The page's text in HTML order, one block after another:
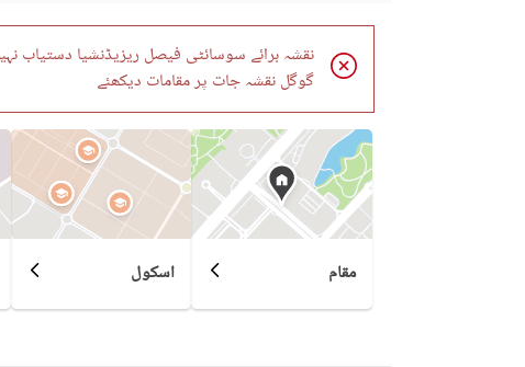
نقشہ برائے سوسائٹی فیصل ریزیڈنشیا دستیاب
گوگل نقشہ جات پر مقامات دیکھئے
مقام اسکول